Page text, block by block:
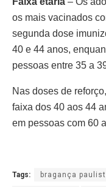
os mais vacinados
segunda dose
40 e 44 anos,
pessoas entre 35 a
Nas doses de
faixa dos 40 aos 44
em pessoas com 60
Tags: bragança